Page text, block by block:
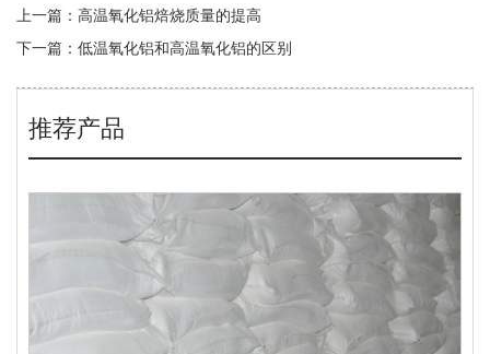
上一篇： 高温氧化铝焙烧质量的提高
下一篇： 低温氧化铝和高温氧化铝的区别
推荐产品